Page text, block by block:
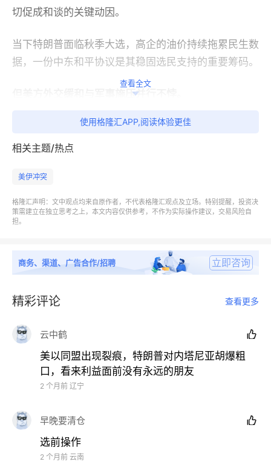
切促成和谈的关键动因。
当下特朗普面临秋季大选，高企的油价持续拖累民生数
据，一份中东和平协议是其稳固选民支持的重要筹码。
但美方外交缓和与军事施压并行不悖。
同日，美军借助巴林、科威特境内基地，出动兵力打击
霍尔木兹海峡伊朗油轮以及伊朗格什姆岛通信站点，一
弹与无人机袭击巴林、科威特目标。
判中接受美方不合理条款，每一次美军军事挑衅，都会
迎来对等武力回击。
本轮局势最大变数，是美以同盟矛盾公开化。
在采访中，特朗普承认在6月1日通话期间曾怒斥内塔
尼亚胡 “疯了”，不满以色列持续加码黎巴嫩战事。
查看全文
使用格隆汇APP,阅读体验更佳
相关主题/热点
美伊冲突
格隆汇声明：文中观点均来自原作者，不代表格隆汇观点及立场。特别提醒，投资决
策需建立在独立思考之上，本文内容仅供参考，不作为实际操作建议，交易风险自
担。
商务、渠道、广告合作/招聘 立即咨询
精彩评论 查看更多
云中鹤 
美以同盟出现裂痕，特朗普对内塔尼亚胡爆粗
口，看来利益面前没有永远的朋友
2 个月前 辽宁
早晚要清仓 
选前操作
2 个月前 云南